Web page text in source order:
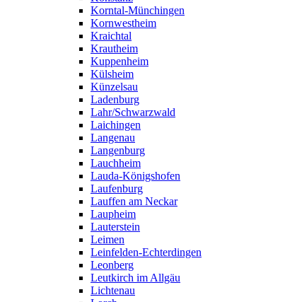
Korntal-Münchingen
Kornwestheim
Kraichtal
Krautheim
Kuppenheim
Külsheim
Künzelsau
Ladenburg
Lahr/Schwarzwald
Laichingen
Langenau
Langenburg
Lauchheim
Lauda-Königshofen
Laufenburg
Lauffen am Neckar
Laupheim
Lauterstein
Leimen
Leinfelden-Echterdingen
Leonberg
Leutkirch im Allgäu
Lichtenau